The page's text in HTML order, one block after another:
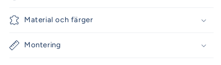
Material och färger
Montering